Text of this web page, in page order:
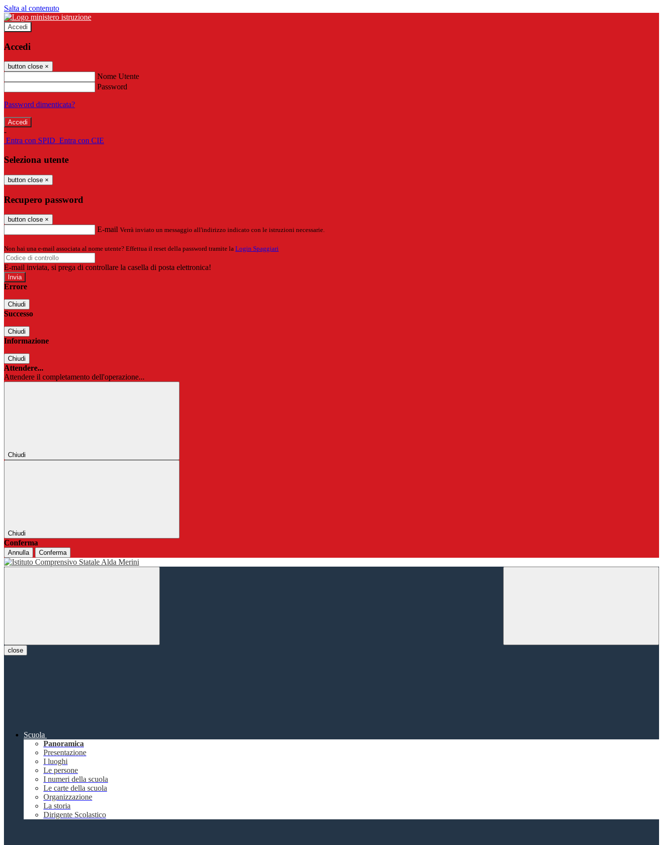
Salta al contenuto
Accedi
Accedi
button close ×
Nome Utente
Password
Password dimenticata?
-
Entra con SPID Entra con CIE
Seleziona utente
button close ×
Recupero password
button close ×
E-mail Verrà inviato un messaggio all'indirizzo indicato con le istruzioni necessarie.
Non hai una e-mail associata al nome utente? Effettua il reset della password tramite la Login Spaggiari
E-mail inviata, si prega di controllare la casella di posta elettronica!
Errore
Chiudi
Successo
Chiudi
Informazione
Chiudi
Attendere...
Attendere il completamento dell'operazione...
Chiudi
Chiudi
Conferma
Annulla Conferma
close
Scuola
Panoramica
Presentazione
I luoghi
Le persone
I numeri della scuola
Le carte della scuola
Organizzazione
La storia
Dirigente Scolastico